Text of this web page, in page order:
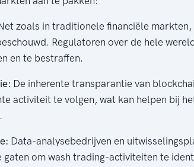
zoals in traditionele financiële
Regulatoren over de hele
en te bestraffen.
De inherente transparantie van
activiteit te volgen, wat kan helpen bij
Data-analysebedrijven en
gaten om wash trading-activiteiten te